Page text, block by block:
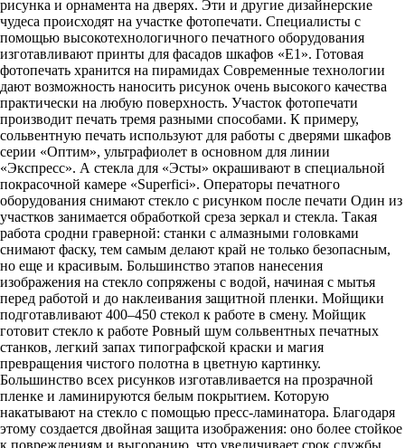
рисунка и орнамента на дверях. Эти и другие дизайнерские
чудеса происходят на участке фотопечати. Специалисты с
помощью высокотехнологичного печатного оборудования
изготавливают принты для фасадов шкафов «Е1». Готовая
фотопечать хранится на пирамидах Современные технологии
дают возможность наносить рисунок очень высокого качества
практически на любую поверхность. Участок фотопечати
производит печать тремя разными способами. К примеру,
сольвентную печать используют для работы с дверями шкафов
серии «Оптим», ультрафиолет в основном для линии
«Экспресс». А стекла для «Эсты» окрашивают в специальной
покрасочной камере «Superfici». Операторы печатного
оборудования снимают стекло с рисунком после печати Один из
участков занимается обработкой среза зеркал и стекла. Такая
работа сродни граверной: станки с алмазными головками
снимают фаску, тем самым делают край не только безопасным,
но еще и красивым. Большинство этапов нанесения
изображения на стекло сопряжены с водой, начиная с мытья
перед работой и до наклеивания защитной пленки. Мойщики
подготавливают 400–450 стекол к работе в смену. Мойщик
готовит стекло к работе Ровный шум сольвентных печатных
станков, легкий запах типографской краски и магия
превращения чистого полотна в цветную картинку.
Большинство всех рисунков изготавливается на прозрачной
пленке и ламинируются белым покрытием. Которую
накатывают на стекло с помощью пресс-ламинатора. Благодаря
этому создается двойная защита изображения: оно более стойкое
к повреждениям и выгоранию, что увеличивает срок службы